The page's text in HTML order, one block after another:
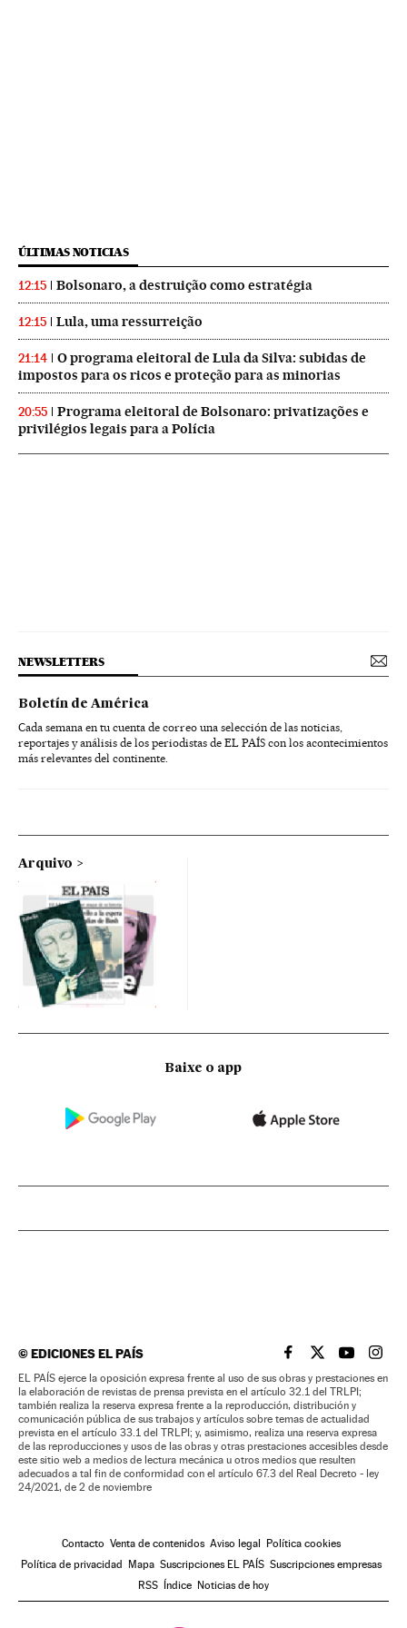
ÚLTIMAS NOTICIAS
12:15 Bolsonaro, a destruição como estratégia
12:15 Lula, uma ressurreição
21:14
O programa eleitoral de Lula da Silva: subidas de
impostos para os ricos e proteção para as minorias
20:55
Programa eleitoral de Bolsonaro: privatizações e
privilégios legais para a Polícia
NEWSLETTERS
Boletín de América
Cada semana en tu cuenta de correo una selección de las noticias,
reportajes y análisis de los periodistas de EL PAÍS con los acontecimientos
más relevantes del continente.
Arquivo
Baixe o app
©EDICIONES EL PAÍS EL PAÍS BRASIL EN
EL PAÍSEL PAÍS
EL
EL PAÍS ejerce la oposición expresa frente al uso de sus obras y prestaciones en
la elaboración de revistas de prensa prevista en el artículo 32.1 del TRLPI;
también realiza la reserva expresa frente a la reproducción, distribución y
comunicación pública de sus trabajos y artículos sobre temas de actualidad
prevista en el artículo 33.1 del TRLPI; y, asimismo, realiza una reserva expresa
de las reproducciones y usos de las obras y otras prestaciones accesibles desde
este sitio web a medios de lectura mecánica u otros medios que resulten
adecuados a tal fin de conformidad con el artículo 67.3 del Real Decreto - ley
24/2021, de 2 de noviembre
Contacto Venta de contenidos Aviso legal Política cookies
Política de privacidad Mapa Suscripciones EL PAÍS Suscripciones empresas
RSS Índice Noticias de hoy